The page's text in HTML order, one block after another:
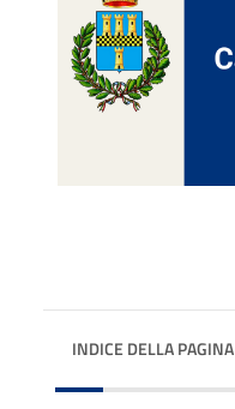
INDICE DELLA PAGINA